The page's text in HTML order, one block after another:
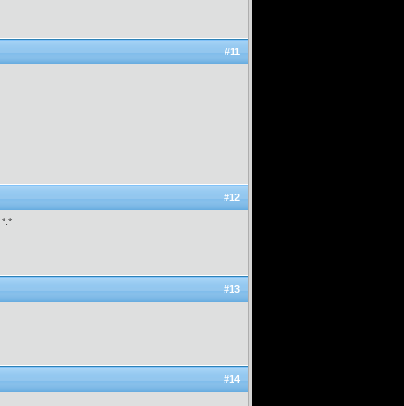
#11
#12
#13
#14